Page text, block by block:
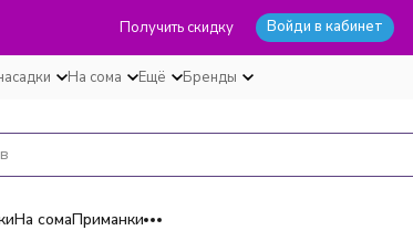
Получить скидку Войди в кабинет
На сома Ещё Бренды
На сомаПриманки